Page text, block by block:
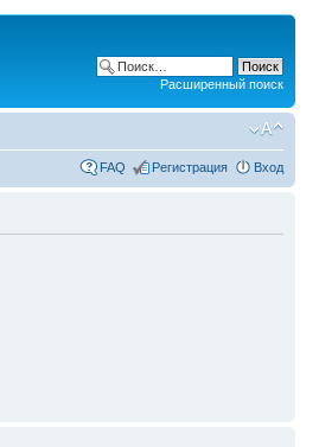
Расширенный поиск
FAQ Регистрация Вход